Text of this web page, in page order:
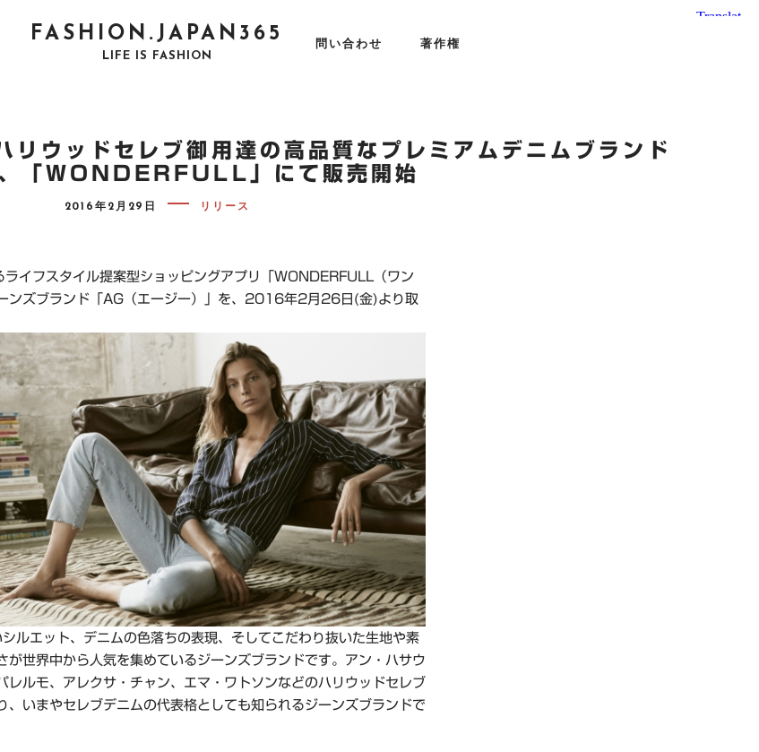
FASHION.JAPAN365
LIFE IS FASHION
問い合わせ 著作権
リウッドセレブ御用達の高品質なプレミアムデニムブランド
「WONDERFULL」にて販売開始
P
D
O
N
2016年2月29日 リリース
イフスタイル提案型ショッピングアプリ「WONDERFULL（ワン
ンズブランド「AG（エージー）」を、2016年2月26日(金)より取
シルエット、デニムの色落ちの表現、そしてこだわり抜いた生地や素
が世界中から人気を集めているジーンズブランドです。アン・ハサウ
レルモ、アレクサ・チャン、エマ・ワトソンなどのハリウッドセレブ
、いまやセレブデニムの代表格としても知られるジーンズブランドで